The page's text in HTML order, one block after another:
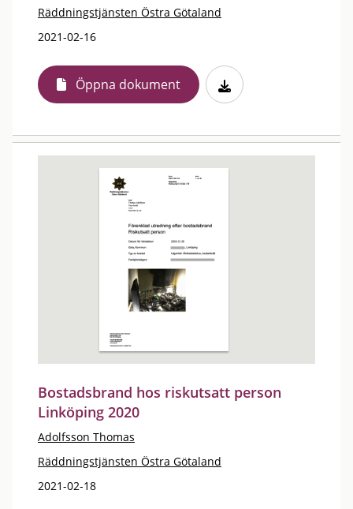
Räddningstjänsten Östra Götaland
2021-02-16
Öppna dokument
Bostadsbrand hos riskutsatt person
Linköping 2020
Adolfsson Thomas
Räddningstjänsten Östra Götaland
2021-02-18